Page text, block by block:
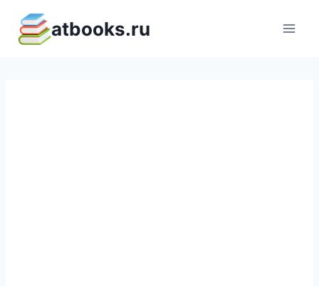
содержимому
atbooks.ru